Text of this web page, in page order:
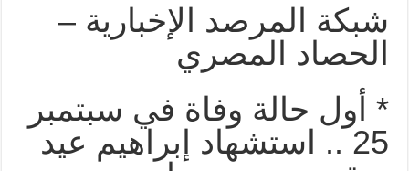
شبكة المرصد الإخبارية –
الحصاد المصري
* أول حالة وفاة في سبتمبر
25 .. استشهاد إبراهيم عيد